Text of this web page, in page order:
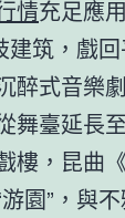
情充足應
建筑，戲
醉式音樂
舞臺延長
樓，昆曲
園”，與